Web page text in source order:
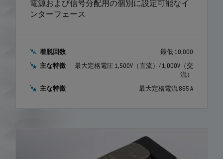
電源および信号分配用の個別に設定可能なイ
ンターフェース
着脱回数 最低 10,000
主な特徴
最大定格電圧 1,500V（直流）/ 1,000V（交
流）
主な特徴 最大定格電流 865 A